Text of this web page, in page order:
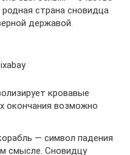
страна сновидца
державой.
кровавые
окончания возможно
— символ падения
смысле. Сновидцу